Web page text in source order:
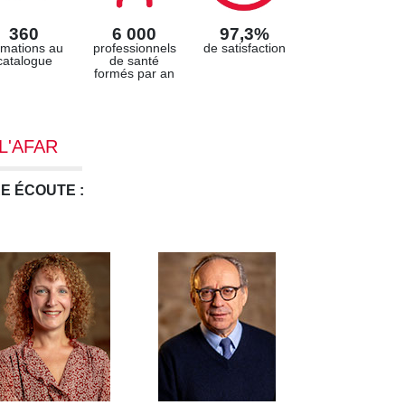
360
au
6 000
professionnels
de santé
formés par an
97,3%
de satisfaction
ÉCOUTE :